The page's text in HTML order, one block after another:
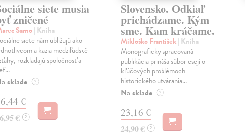
siete musia
zničené
Samo| Kniha
siete nám ubližujú ako
a kazia medziľudské
rozkladajú spoločnosť a
sklade ?
€
€ ?
Slovensko. Odkiaľ
prichádzame. Kým
sme. Kam kráčame.
Mikloško František| Kniha
Monograficky spracovaná
publikácia prináša súbor esejí o
kľúčových problémoch
historického utvárania...
Na sklade ?
23,16 €
24,90 € ?